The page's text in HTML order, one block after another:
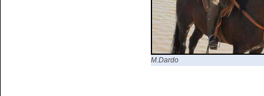
M.Dardo